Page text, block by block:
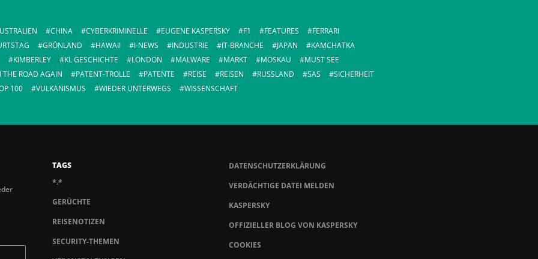
CHINA CYBERKRIMINELLE EUGENE KASPERSKY F1 FEATURES
FERRARI
GRÖNLAND HAWAII I-NEWS INDUSTRIE IT-BRANCHE JAPAN
KAMCHATKA
KIMBERLEY KL GESCHICHTE LONDON MALWARE MARKT MOSKAU
MUST SEE
THE ROAD AGAIN PATENT-TROLLE PATENTE REISE REISEN RUSSLAND SAS
SICHERHEIT
100 VULKANISMUS WIEDER UNTERWEGS WISSENSCHAFT
TAGS
*.*
GERÜCHTE
REISENOTIZEN
SECURITY-THEMEN
DATENSCHUTZERKLÄRUNG
VERDÄCHTIGE DATEI MELDEN
KASPERSKY
OFFIZIELLER BLOG VON KASPERSKY
COOKIES